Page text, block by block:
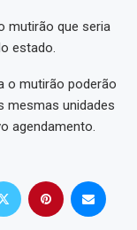
mutirão que seria
estado.
o mutirão poderão
mesmas unidades
agendamento.